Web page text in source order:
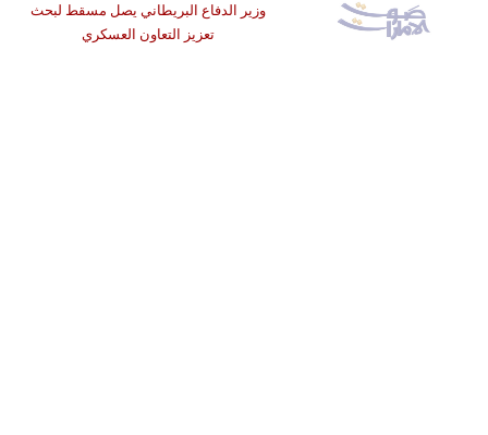
وزير الدفاع البريطاني يصل مسقط لبحث
تعزيز التعاون العسكري